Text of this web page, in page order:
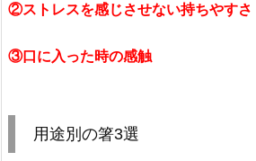
②ストレスを感じさせない持ちやすさ
③口に入った時の感触
用途別の箸3選